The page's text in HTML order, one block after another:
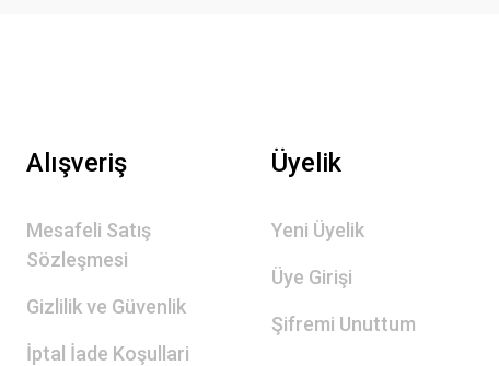
Alışveriş
Mesafeli Satış
Sözleşmesi
Gizlilik ve Güvenlik
İptal İade Koşullari
Üyelik
Yeni Üyelik
Üye Girişi
Şifremi Unuttum